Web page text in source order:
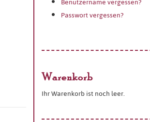
Passwort vergessen?
Warenkorb
Ihr Warenkorb ist noch leer.